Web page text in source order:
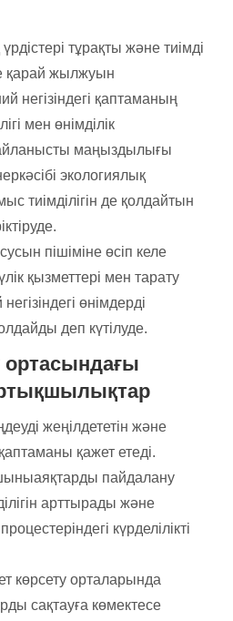
тұрақты және тиімді
қарай жылжуын
негізіндегі қаптаманың
мен өнімділік
маңыздылығы
экологиялық
тиімділігін де қолдайтын
пішіміне өсіп келе
қызметтері мен тарату
өнімдерді
деп күтілуде.
ортасындағы
жеңілдететін және
қажет етеді.
пайдалану
арттырады және
күрделілікті
көрсету орталарында
сақтауға көмектесе